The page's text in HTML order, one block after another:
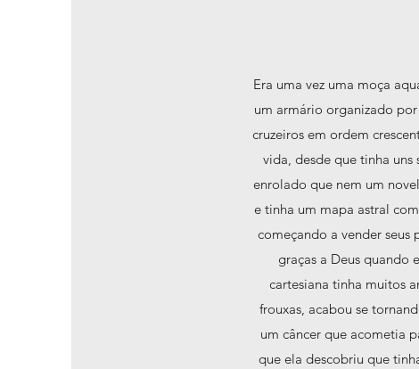
Era uma vez uma moça
um armário organizado
cruzeiros em ordem
vida, desde que tinha
enrolado que nem um
e tinha um mapa astral
começando a vender seus
graças a Deus quando
cartesiana tinha muitos
frouxas, acabou se
um câncer que acometia
que ela descobriu que